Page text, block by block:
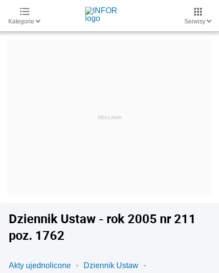
Kategorie Serwisy
Dziennik Ustaw - rok 2005 nr 211
poz. 1762
Akty ujednolicone
Dziennik Ustaw